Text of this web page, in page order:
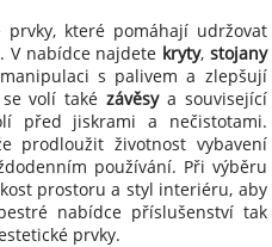
které pomáhají udržovat
V nabídce najdete kryty, stojany
s palivem a zlepšují
volí také závěsya související
před jiskrami a nečistotami.
prodloužit životnost vybavení
používání. Při výběru
prostoru a styl interiéru, aby
nabídce příslušenství tak
prvky.